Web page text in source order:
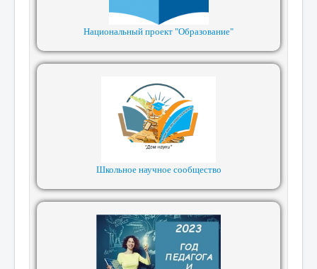
Национальный проект "Образование"
Школьное научное сообщество